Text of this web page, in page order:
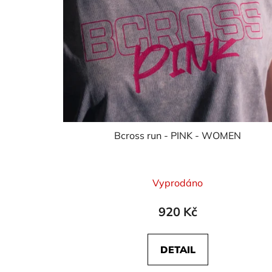
Bcross run - PINK - WOMEN
Vyprodáno
920 Kč
DETAIL